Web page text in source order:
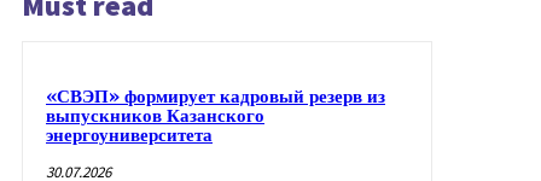
«СВЭП» формирует кадровый резерв из
выпускников Казанского
энергоуниверситета
30.07.2026